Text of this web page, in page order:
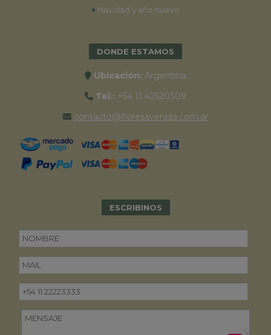
• Navidad y año nuevo
DONDE ESTAMOS
Ubicación: Argentina
Tel.: +54 11 42520309
contacto@floresavenida.com.ar
ESCRIBINOS